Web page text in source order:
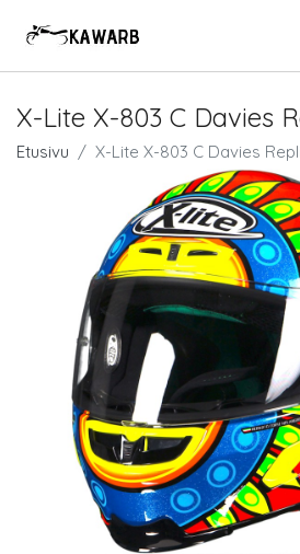
X-Lite X-803 C Davies
Etusivu X-Lite X-803 C Davies